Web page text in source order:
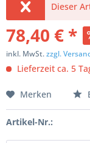
Dieser
78,40 € *
inkl. MwSt.zzgl.
Lieferzeit ca. 5
Merken
Artikel-Nr.: